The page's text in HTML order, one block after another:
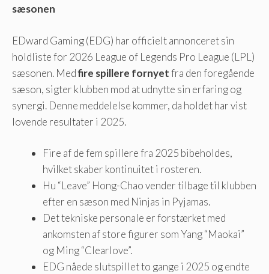
sæsonen
EDward Gaming (EDG) har officielt annonceret sin
holdliste for 2026 League of Legends Pro League (LPL)
sæsonen. Medfire spillere fornyetfra den foregående
sæson, sigter klubben mod at udnytte sin erfaring og
synergi. Denne meddelelse kommer, da holdet har vist
lovende resultater i 2025.
Fire af de fem spillere fra 2025 bibeholdes,
hvilket skaber kontinuitet i rosteren.
Hu “Leave” Hong-Chao vender tilbage til klubben
efter en sæson med Ninjas in Pyjamas.
Det tekniske personale er forstærket med
ankomsten af ​​store figurer som Yang “Maokai”
og Ming “Clearlove”.
EDG nåede slutspillet to gange i 2025 og endte